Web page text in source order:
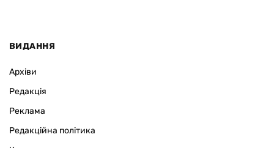
ВИДАННЯ
Архіви
Редакція
Реклама
Редакційна політика